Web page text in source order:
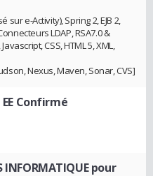
sur e-Activity), Spring 2, EJB 2,
LDAP, RSA7.0 &
CSS, HTML 5, XML,
Nexus, Maven, Sonar, CVS]
Confirmé
INFORMATIQUE pour